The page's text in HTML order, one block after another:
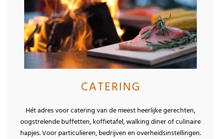
CATERING
Hét adres voor catering van de meest heerlijke gerechten,
oogstrelende buffetten, koffietafel, walking diner of culinaire
hapjes. Voor particulieren, bedrijven en overheidsinstellingen.